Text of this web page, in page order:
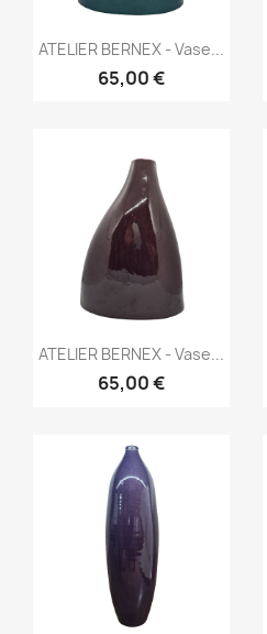
Aperçu rapide
ATELIER BERNEX - Vase...
65,00 €
Aperçu rapide
ATELIER BERNEX - Vase...
65,00 €